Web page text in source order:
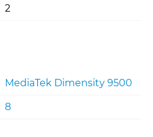
2
MediaTek Dimensity 9500
8